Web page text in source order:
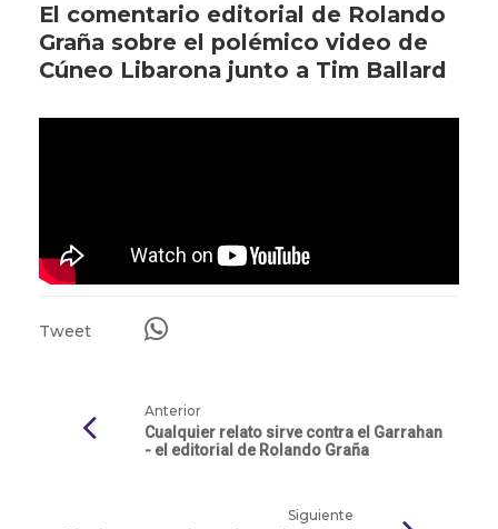
El comentario editorial de Rolando
Graña sobre el polémico video de
Cúneo Libarona junto a Tim Ballard
Tweet
Anterior
Cualquier relato sirve contra el Garrahan
- el editorial de Rolando Graña
Siguiente